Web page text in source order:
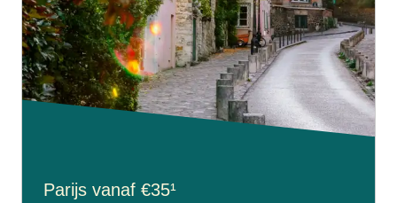
Parijs vanaf €35¹